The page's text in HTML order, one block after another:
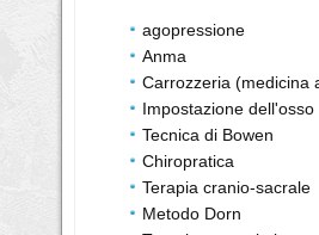
agopressione
Anma
Carrozzeria (medicina
Impostazione dell'osso
Tecnica di Bowen
Chiropratica
Terapia cranio-sacrale
Metodo Dorn